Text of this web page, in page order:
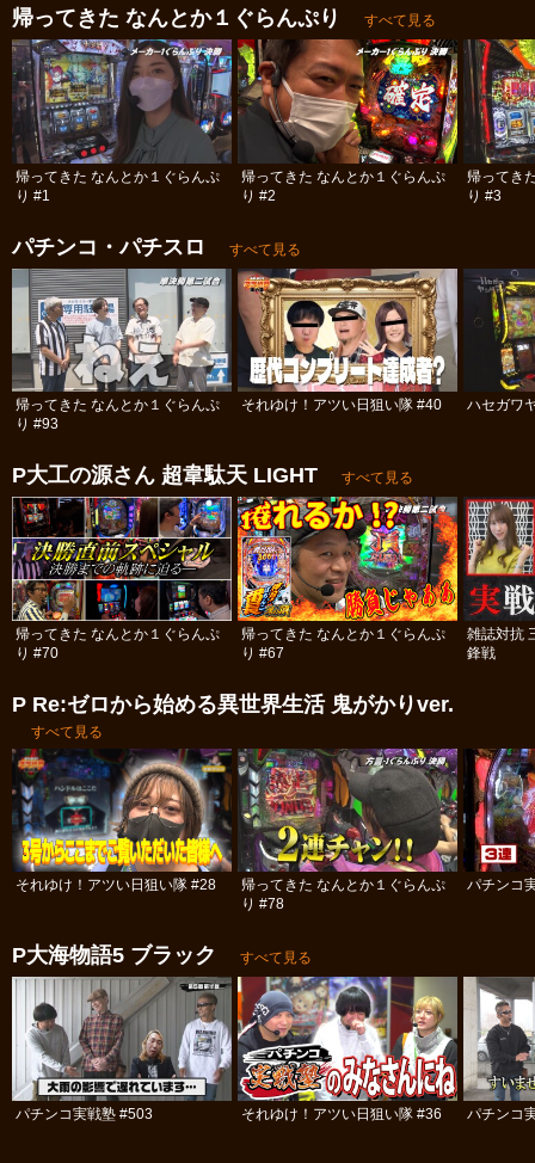
帰ってきた なんとか１ぐらんぷり
すべて見る
帰ってきた なんとか１ぐらんぷ
り #1
帰ってきた なんとか１ぐらんぷ
り #2
帰ってき
り #3
パチンコ・パチスロ すべて見る
帰ってきた なんとか１ぐらんぷ
り #93
それゆけ！アツい日狙い隊 #40 ハセガワ
P大工の源さん 超韋駄天 LIGHT すべて見る
帰ってきた なんとか１ぐらんぷ
り #70
帰ってきた なんとか１ぐらんぷ
り #67
雑誌対抗
鋒戦
P Re:ゼロから始める異世界生活 鬼がかりver.
すべて見る
それゆけ！アツい日狙い隊 #28
帰ってきた なんとか１ぐらんぷ
り #78
パチンコ
P大海物語5 ブラック すべて見る
パチンコ実戦塾 #503 それゆけ！アツい日狙い隊 #36 パチンコ